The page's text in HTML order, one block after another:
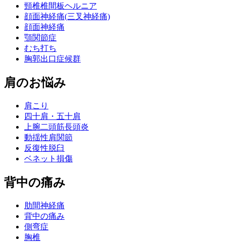
頸椎椎間板ヘルニア
顔面神経痛(三叉神経痛)
顔面神経痛
顎関節症
むち打ち
胸郭出口症候群
肩のお悩み
肩こり
四十肩・五十肩
上腕二頭筋長頭炎
動揺性肩関節
反復性脱臼
ベネット損傷
背中の痛み
肋間神経痛
背中の痛み
側弯症
胸椎